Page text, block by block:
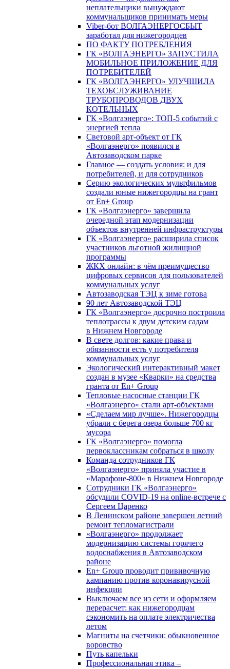
неплательщики вынуждают
коммунальщиков принимать меры
Viber-бот ВОЛГАЭНЕРГОСБЫТ
заработал для нижегородцев
ПО ФАКТУ ПОТРЕБЛЕНИЯ
ГК «ВОЛГАЭНЕРГО» ЗАПУСТИЛА
МОБИЛЬНОЕ ПРИЛОЖЕНИЕ ДЛЯ
ПОТРЕБИТЕЛЕЙ
ГК «ВОЛГАЭНЕРГО» УЛУЧШИЛА
ТЕХОБСЛУЖИВАНИЕ
ТРУБОПРОВОДОВ ДВУХ
КОТЕЛЬНЫХ
ГК «Волгаэнерго»: ТОП-5 событий с
энергией тепла
Световой арт-объект от ГК
«Волгаэнерго» появился в
Автозаводском парке
Главное — создать условия: и для
потребителей, и для сотрудников
Серию экологических мультфильмов
создали юные нижегородцы на грант
от En+ Group
ГК «Волгаэнерго» завершила
очередной этап модернизации
объектов внутренней инфраструктуры
ГК «Волгаэнерго» расширила список
участников льготной жилищной
программы
ЖКХ онлайн: в чём преимущество
цифровых сервисов для пользователей
коммунальных услуг
Автозаводская ТЭЦ к зиме готова
90 лет Автозаводской ТЭЦ
ГК «Волгаэнерго» досрочно построила
теплотрассы к двум детским садам
в Нижнем Новгороде
В свете долгов: какие права и
обязанности есть у потребителя
коммунальных услуг
Экологический интерактивный макет
создан в музее «Кварки» на средства
гранта от En+ Group
Тепловые насосные станции ГК
«Волгаэнерго» стали арт-объектами
«Сделаем мир лучше». Нижегородцы
убрали с берега озера больше 700 кг
мусора
ГК «Волгаэнерго» помогла
первоклассникам собраться в школу
Команда сотрудников ГК
«Волгаэнерго» приняла участие в
«Марафоне-800» в Нижнем Новгороде
Сотрудники ГК «Волгаэнерго»
обсудили COVID-19 на online-встрече с
Сергеем Царенко
В Ленинском районе завершен летний
ремонт тепломагистрали
«Волгаэнерго» продолжает
модернизацию системы горячего
водоснабжения в Автозаводском
районе
En+ Group проводит прививочную
кампанию против коронавирусной
инфекции
Выключаем все из сети и оформляем
перерасчет: как нижегородцам
сэкономить на оплате электричества
летом
Магниты на счетчики: обыкновенное
воровство
Путь капельки
Профессиональная этика –